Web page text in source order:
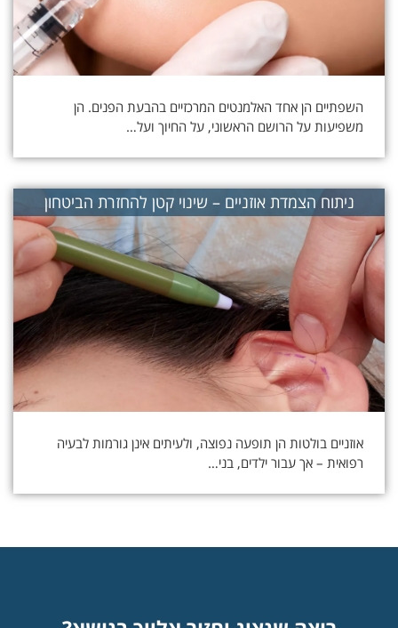
השפתיים הן אחד האלמנטים המרכזיים בהבעת הפנים. הן
משפיעות על הרושם הראשוני, על החיוך ועל…
ניתוח הצמדת אוזניים – שינוי קטן להחזרת הביטחון
אוזניים בולטות הן תופעה נפוצה, ולעיתים אינן גורמות לבעיה
רפואית – אך עבור ילדים, בני…